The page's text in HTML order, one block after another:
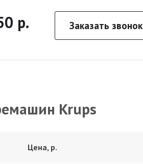
р. Заказать звонок
Krups
Цена, р.